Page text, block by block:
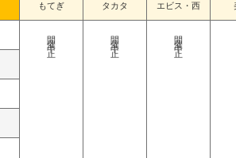
もてぎ タカタ エビス・西
開催中止 開催中止 開催中止